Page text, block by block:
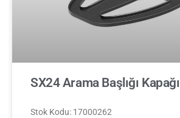
SX24 Arama Başlığı Kapağı
Stok Kodu: 17000262